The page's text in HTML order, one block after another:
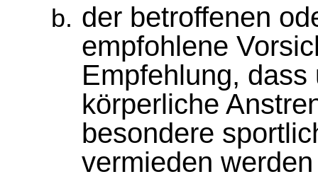
der betroffenen
empfohlene
Empfehlung,
körperliche
besondere
vermieden